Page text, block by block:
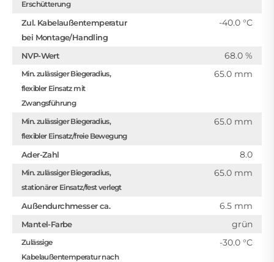
Erschütterung
Zul. Kabelaußentemperatur
bei Montage/Handling
-40.0 °C
NVP-Wert 68.0 %
Min. zulässiger Biegeradius,
flexibler Einsatz mit
Zwangsführung
65.0 mm
Min. zulässiger Biegeradius,
flexibler Einsatz/freie Bewegung
65.0 mm
Ader-Zahl 8.0
Min. zulässiger Biegeradius,
stationärer Einsatz/fest verlegt
65.0 mm
Außendurchmesser ca. 6.5 mm
Mantel-Farbe grün
Zulässige
Kabelaußentemperatur nach
-30.0 °C